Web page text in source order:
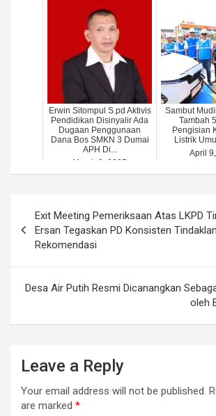
Erwin Sitompul S.pd Aktivis
Pendidikan Disinyalir Ada
Dugaan Penggunaan
Dana Bos SMKN 3 Dumai
APH Di...
March 8, 2025
Sambut
Tambah
Pengisian
Listrik
April
navigation
Exit Meeting Pemeriksaan Atas LKPD
Ersan Tegaskan PD Konsisten
Rekomendasi
Desa Air Putih Resmi Dicanangkan
oleh
Leave a Reply
Your email address will not be published.
are marked *